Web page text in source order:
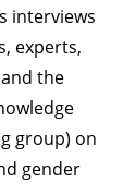
interviews
experts,
the
group) on
gender